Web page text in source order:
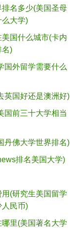
名多少(美国圣母
么大学)
国什么城市(卡内
名)
国外留学需要什么
英国好还是澳洲好)
国前三十大学相当
丹佛大学世界排名)
排名美国大学)
(研究生美国留学
人民币)
里(美国著名大学